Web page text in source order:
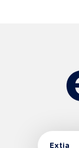
Extia